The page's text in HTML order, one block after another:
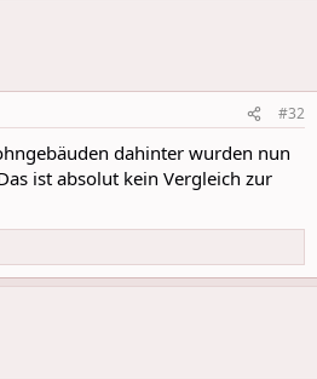
#32
dahinter wurden nun
ist absolut kein Vergleich zur